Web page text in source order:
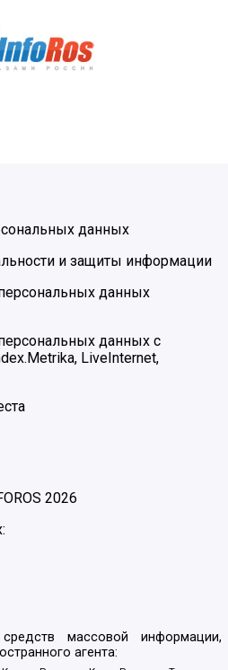
данных
и защиты информации
данных
данных с
LiveInternet,
2026
массовой информации,
агента: